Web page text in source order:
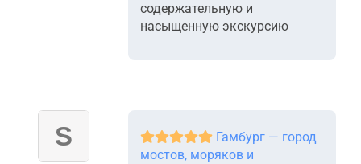
содержательную и
насыщенную экскурсию
Гамбург — город
мостов, моряков и